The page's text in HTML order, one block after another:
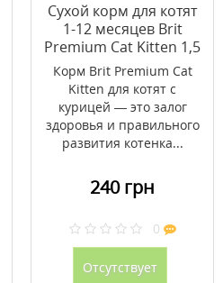
Сухой корм для котят
1-12 месяцев Brit
Premium Cat Kitten 1,5
кг
Корм Brit Premium Cat
Kitten для котят с
курицей ― это залог
здоровья и правильного
развития котенка...
240 грн
0
Отсутствует